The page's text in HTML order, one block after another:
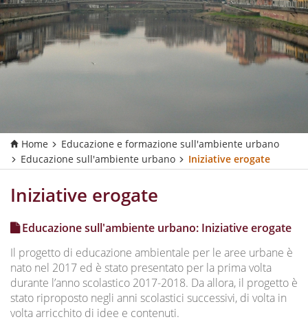
Home
Educazione e formazione sull'ambiente urbano
Educazione sull'ambiente urbano
Iniziative erogate
Iniziative erogate
Educazione sull'ambiente urbano: Iniziative erogate
Il progetto di educazione ambientale per le aree urbane è
nato nel 2017 ed è stato presentato per la prima volta
durante l’anno scolastico 2017-2018. Da allora, il progetto è
stato riproposto negli anni scolastici successivi, di volta in
volta arricchito di idee e contenuti.